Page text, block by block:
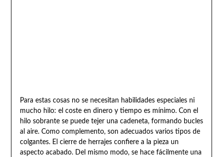
Para estas cosas no se necesitan habilidades especiales ni
mucho hilo: el coste en dinero y tiempo es mínimo. Con el
hilo sobrante se puede tejer una cadeneta, formando bucles
al aire. Como complemento, son adecuados varios tipos de
colgantes. El cierre de herrajes confiere a la pieza un
aspecto acabado. Del mismo modo, se hace fácilmente una